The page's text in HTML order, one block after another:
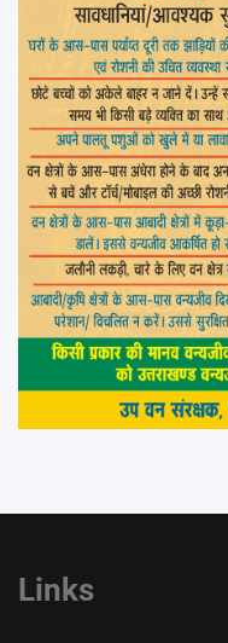
Links